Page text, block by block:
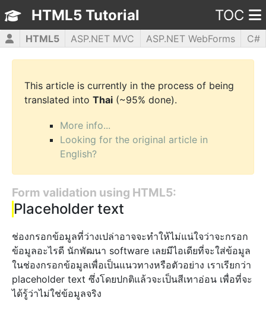
HTML5 Tutorial TOC
HTML5 ASP.NET MVC ASP.NET WebForms
C#
CSS3
JavaScript jQuery PHP5 WPF
This article is currently in the process of being
translated into Thai (~95% done).
More info...
Looking for the original article in
English?
Form validation using HTML5:
Placeholder text
ช่องกรอกข้อมูลที่ว่างเปล่าอาจจะทำให้ไม่แน่ใจว่าจะกรอก
ข้อมูลอะไรดี นักพัฒนา software เลยมีไอเดียที่จะใส่ข้อมูล
ในช่องกรอกข้อมูลเพื่อเป็นแนวทางหรือตัวอย่าง เราเรียกว่า
placeholder text ซึ่งโดยปกติแล้วจะเป็นสีเทาอ่อน เพื่อที่จะ
ได้รู้ว่าไม่ใช่ข้อมูลจริง